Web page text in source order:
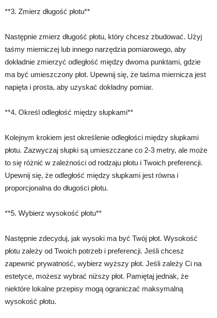
**3. Zmierz długość płotu**
Następnie zmierz długość płotu, który chcesz zbudować. Użyj
taśmy mierniczej lub innego narzędzia pomiarowego, aby
dokładnie zmierzyć odległość między dwoma punktami, gdzie
ma być umieszczony płot. Upewnij się, że taśma miernicza jest
napięta i prosta, aby uzyskać dokładny pomiar.
**4. Określ odległość między słupkami**
Kolejnym krokiem jest określenie odległości między słupkami
płotu. Zazwyczaj słupki są umieszczane co 2-3 metry, ale może
to się różnić w zależności od rodzaju płotu i Twoich preferencji.
Upewnij się, że odległość między słupkami jest równa i
proporcjonalna do długości płotu.
**5. Wybierz wysokość płotu**
Następnie zdecyduj, jak wysoki ma być Twój płot. Wysokość
płotu zależy od Twoich potrzeb i preferencji. Jeśli chcesz
zapewnić prywatność, wybierz wyższy płot. Jeśli zależy Ci na
estetyce, możesz wybrać niższy płot. Pamiętaj jednak, że
niektóre lokalne przepisy mogą ograniczać maksymalną
wysokość płotu.